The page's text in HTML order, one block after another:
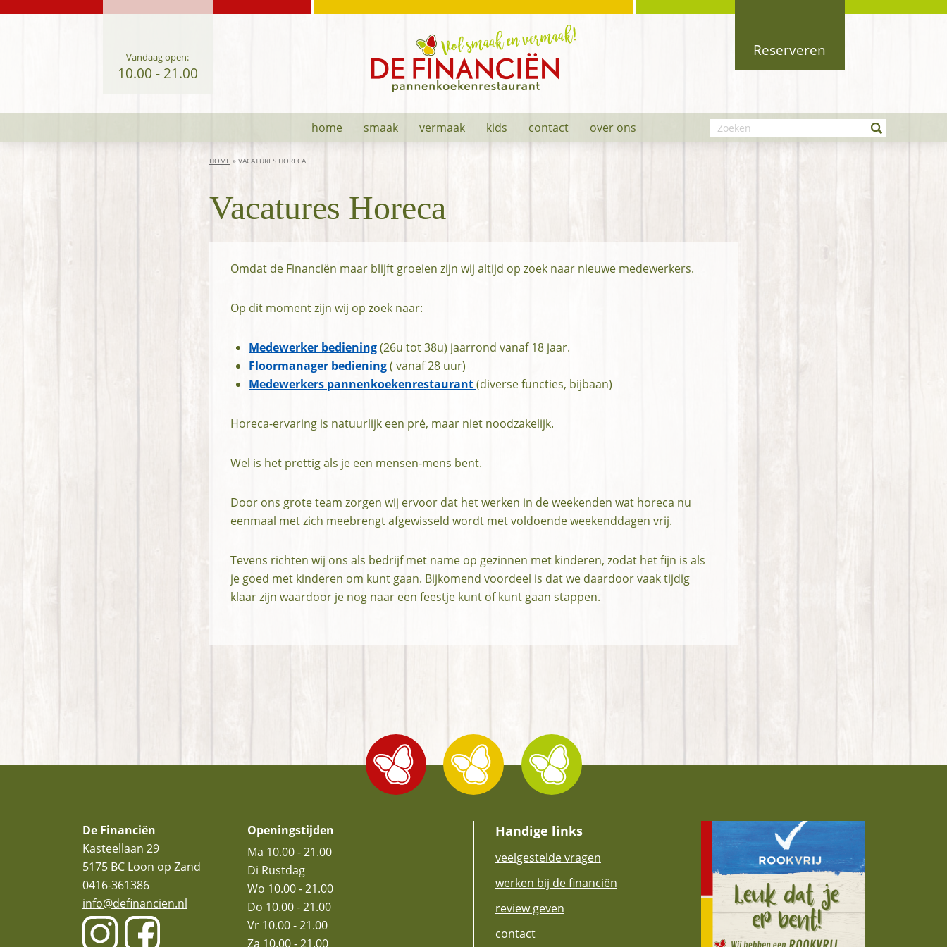
Financiën
-
pannenkoekenrestaurant
smaak
Reserveren
Vandaag open:
10.00 - 21.00
home smaak vermaak kids contact over ons Zoeken
HOME » VACATURES HORECA
Vacatures Horeca
Omdat de Financiën maar blijft groeien zijn wij altijd op zoek naar nieuwe medewerkers.
Op dit moment zijn wij op zoek naar:
Medewerker bediening(26u tot 38u) jaarrond vanaf 18 jaar.
Floormanager bediening( vanaf 28 uur)
Medewerkers pannenkoekenrestaurant(diverse functies, bijbaan)
Horeca-ervaring is natuurlijk een pré, maar niet noodzakelijk.
Wel is het prettig als je een mensen-mens bent.
Door ons grote team zorgen wij ervoor dat het werken in de weekenden wat horeca nu
eenmaal met zich meebrengt afgewisseld wordt met voldoende weekenddagen vrij.
Tevens richten wij ons als bedrijf met name op gezinnen met kinderen, zodat het fijn is als
je goed met kinderen om kunt gaan. Bijkomend voordeel is dat we daardoor vaak tijdig
klaar zijn waardoor je nog naar een feestje kunt of kunt gaan stappen.
De Financiën
Kasteellaan 29
5175 BC Loon op Zand
0416-361386
info@definancien.nl
youtube
opent
in
facebook
opent
in
Openingstijden
Ma 10.00 - 21.00
Di Rustdag
Wo 10.00 - 21.00
Do 10.00 - 21.00
Vr 10.00 - 21.00
Za 10.00 - 21.00
Handige links
veelgestelde vragen
werken bij de financiën
review geven
contact